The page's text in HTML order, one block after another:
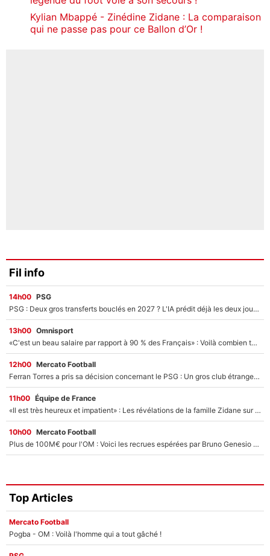
Kylian Mbappé - Zinédine Zidane : La comparaison
qui ne passe pas pour ce Ballon d’Or !
Fil info
14h00 PSG
PSG : Deux gros transferts bouclés en 2027 ? L'IA prédit déjà les deux joueurs qui pourraient rejoindre Luis Enrique !
13h00 Omnisport
«C'est un beau salaire par rapport à 90 % des Français» : Voilà combien touchait Nelson Monfort sur France Télévisions avant de rejoindre CNews
12h00 Mercato Football
Ferran Torres a pris sa décision concernant le PSG : Un gros club étranger prêt à relancer le feuilleton pour la signature du champion du monde 2026 !
11h00 Équipe de France
«Il est très heureux et impatient» : Les révélations de la famille Zidane sur sa prise de pouvoir en équipe de France !
10h00 Mercato Football
Plus de 100M€ pour l'OM : Voici les recrues espérées par Bruno Genesio et Grégory Lorenzi après l’opération dégraissage
Top Articles
Mercato Football
Pogba - OM : Voilà l'homme qui a tout gâché !